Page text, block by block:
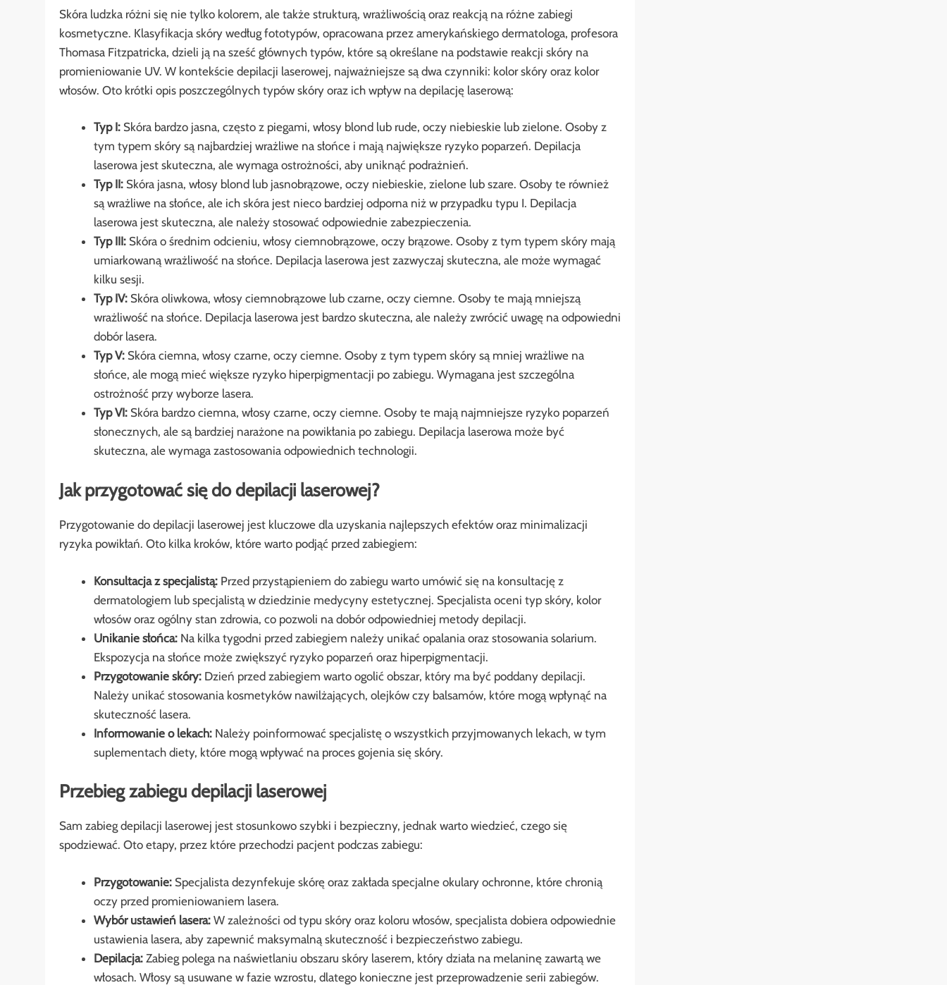
Skóra ludzka różni się nie tylko kolorem, ale także strukturą, wrażliwością oraz reakcją na różne zabiegi
kosmetyczne. Klasyfikacja skóry według fototypów, opracowana przez amerykańskiego dermatologa, profesora
Thomasa Fitzpatricka, dzieli ją na sześć głównych typów, które są określane na podstawie reakcji skóry na
promieniowanie UV. W kontekście depilacji laserowej, najważniejsze są dwa czynniki: kolor skóry oraz kolor
włosów. Oto krótki opis poszczególnych typów skóry oraz ich wpływ na depilację laserową:
Typ I:Skóra bardzo jasna, często z piegami, włosy blond lub rude, oczy niebieskie lub zielone. Osoby z
tym typem skóry są najbardziej wrażliwe na słońce i mają największe ryzyko poparzeń. Depilacja
laserowa jest skuteczna, ale wymaga ostrożności, aby uniknąć podrażnień.
Typ II:Skóra jasna, włosy blond lub jasnobrązowe, oczy niebieskie, zielone lub szare. Osoby te również
są wrażliwe na słońce, ale ich skóra jest nieco bardziej odporna niż w przypadku typu I. Depilacja
laserowa jest skuteczna, ale należy stosować odpowiednie zabezpieczenia.
Typ III:Skóra o średnim odcieniu, włosy ciemnobrązowe, oczy brązowe. Osoby z tym typem skóry mają
umiarkowaną wrażliwość na słońce. Depilacja laserowa jest zazwyczaj skuteczna, ale może wymagać
kilku sesji.
Typ IV:Skóra oliwkowa, włosy ciemnobrązowe lub czarne, oczy ciemne. Osoby te mają mniejszą
wrażliwość na słońce. Depilacja laserowa jest bardzo skuteczna, ale należy zwrócić uwagę na odpowiedni
dobór lasera.
Typ V:Skóra ciemna, włosy czarne, oczy ciemne. Osoby z tym typem skóry są mniej wrażliwe na
słońce, ale mogą mieć większe ryzyko hiperpigmentacji po zabiegu. Wymagana jest szczególna
ostrożność przy wyborze lasera.
Typ VI:Skóra bardzo ciemna, włosy czarne, oczy ciemne. Osoby te mają najmniejsze ryzyko poparzeń
słonecznych, ale są bardziej narażone na powikłania po zabiegu. Depilacja laserowa może być
skuteczna, ale wymaga zastosowania odpowiednich technologii.
Jak przygotować się do depilacji laserowej?
Przygotowanie do depilacji laserowej jest kluczowe dla uzyskania najlepszych efektów oraz minimalizacji
ryzyka powikłań. Oto kilka kroków, które warto podjąć przed zabiegiem:
Konsultacja z specjalistą:Przed przystąpieniem do zabiegu warto umówić się na konsultację z
dermatologiem lub specjalistą w dziedzinie medycyny estetycznej. Specjalista oceni typ skóry, kolor
włosów oraz ogólny stan zdrowia, co pozwoli na dobór odpowiedniej metody depilacji.
Unikanie słońca:Na kilka tygodni przed zabiegiem należy unikać opalania oraz stosowania solarium.
Ekspozycja na słońce może zwiększyć ryzyko poparzeń oraz hiperpigmentacji.
Przygotowanie skóry:Dzień przed zabiegiem warto ogolić obszar, który ma być poddany depilacji.
Należy unikać stosowania kosmetyków nawilżających, olejków czy balsamów, które mogą wpłynąć na
skuteczność lasera.
Informowanie o lekach:Należy poinformować specjalistę o wszystkich przyjmowanych lekach, w tym
suplementach diety, które mogą wpływać na proces gojenia się skóry.
Przebieg zabiegu depilacji laserowej
Sam zabieg depilacji laserowej jest stosunkowo szybki i bezpieczny, jednak warto wiedzieć, czego się
spodziewać. Oto etapy, przez które przechodzi pacjent podczas zabiegu:
Przygotowanie:Specjalista dezynfekuje skórę oraz zakłada specjalne okulary ochronne, które chronią
oczy przed promieniowaniem lasera.
Wybór ustawień lasera:W zależności od typu skóry oraz koloru włosów, specjalista dobiera odpowiednie
ustawienia lasera, aby zapewnić maksymalną skuteczność i bezpieczeństwo zabiegu.
Depilacja:Zabieg polega na naświetlaniu obszaru skóry laserem, który działa na melaninę zawartą we
włosach. Włosy są usuwane w fazie wzrostu, dlatego konieczne jest przeprowadzenie serii zabiegów.